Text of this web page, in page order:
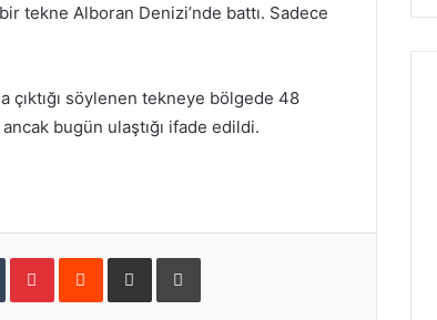
tekne Alboran Denizi’nde battı. Sadece
çıktığı söylenen tekneye bölgede 48
bugün ulaştığı ifade edildi.
T
b
l
P
t
e
R
d
i
S
r
e
Y
d
ı